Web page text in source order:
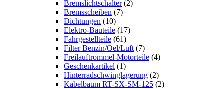
Bremslichtschalter (2)
Bremsscheiben (7)
Dichtungen (10)
Elektro-Bauteile (17)
Fahrgestellteile (61)
Filter Benzin/Oel/Luft (7)
Freilauftrommel-Motorteile (4)
Geschenkartikel (1)
Hinterradschwinglagerung (2)
Kabelbaum RT-SX-SM-125 (2)